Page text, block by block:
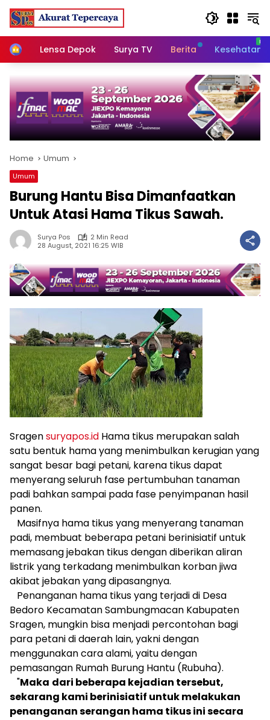
Skip
content
HomeLensa Depok Surya TV Berita Kesehatan
Home Umum
Umum
Burung Hantu Bisa Dimanfaatkan
Untuk Atasi Hama Tikus Sawah.
Surya Pos
2 Min Read
28 August, 2021 16:25 WIB
Sragensuryapos.id Hama tikus merupakan salah
satu bentuk hama yang menimbulkan kerugian yang
sangat besar bagi petani, karena tikus dapat
menyerang seluruh fase pertumbuhan tanaman
padi bahkan sampai pada fase penyimpanan hasil
panen.
Masifnya hama tikus yang menyerang tanaman
padi, membuat beberapa petani berinisiatif untuk
memasang jebakan tikus dengan diberikan aliran
listrik yang terkadang menimbulkan korban jiwa
akibat jebakan yang dipasangnya.
Penanganan hama tikus yang terjadi di Desa
Bedoro Kecamatan Sambungmacan Kabupaten
Sragen, mungkin bisa menjadi percontohan bagi
para petani di daerah lain, yakni dengan
menggunakan cara alami, yaitu dengan
pemasangan Rumah Burung Hantu (Rubuha).
"Maka dari beberapa kejadian tersebut,
sekarang kami berinisiatif untuk melakukan
penanganan serangan hama tikus ini secara